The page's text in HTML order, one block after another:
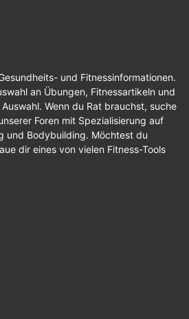
und Fitnessinformationen.
an Übungen, Fitnessartikeln und
Wenn du Rat brauchst, suche
Foren mit Spezialisierung auf
und Bodybuilding. Möchtest du
dir eines von vielen Fitness-Tools